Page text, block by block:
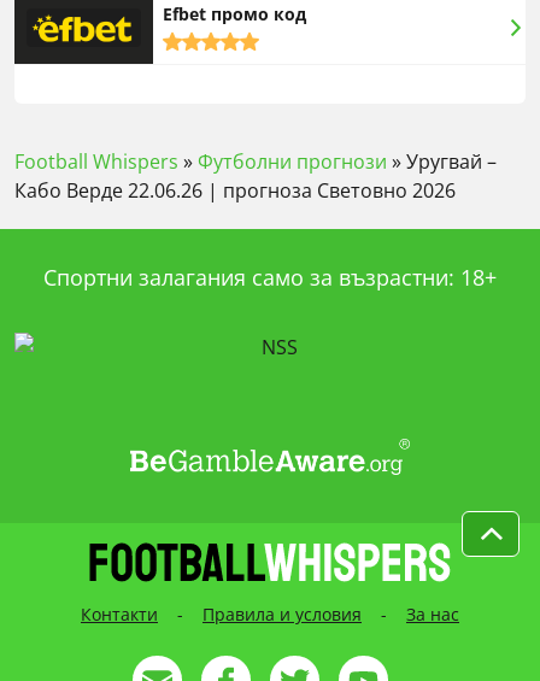
Efbet промо код
5,0
Football Whispers »Футболни прогнози »Уругвай –
Кабо Верде 22.06.26 | прогноза Световно 2026
Спортни залагания само за възрастни: 18+
Контакти - Правила и условия - За нас